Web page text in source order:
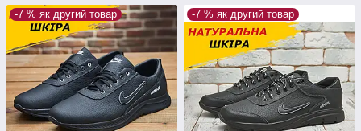
-7 % як другий товар -7 % як другий товар